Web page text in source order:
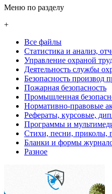
Меню по разделу
+
Все файлы
Статистика и анализ,
Управление охраной
Деятельность службы
Безопасность производ
Пожарная безопасность
Промышленная
Нормативно-правовые
Рефераты, курсовые,
Программы и
Стихи, песни, приколы,
Бланки и формы
Разное